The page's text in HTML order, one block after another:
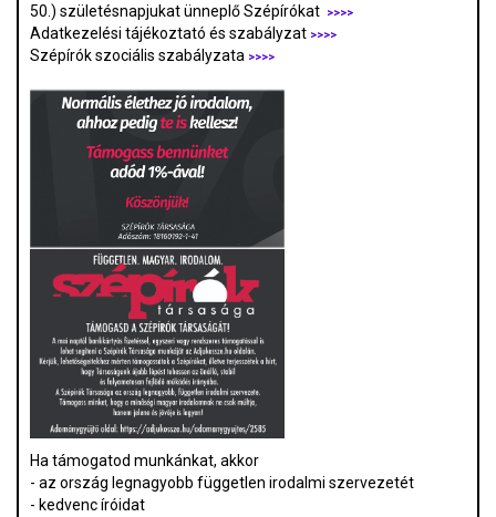
50.) születésnapjukat ünneplő Szépírókat
>>>>
Adatkezelési tájékoztató és szabályzat >>>>
Szépírók szociális szabályzata >>>>
Ha támogatod munkánkat, akkor
- az ország legnagyobb független irodalmi szervezetét
- kedvenc íróidat